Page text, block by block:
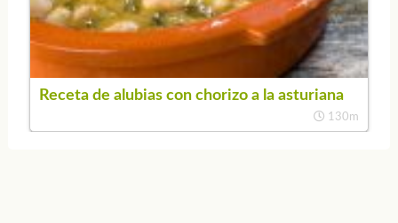
Receta de alubias con chorizo a la asturiana
130m